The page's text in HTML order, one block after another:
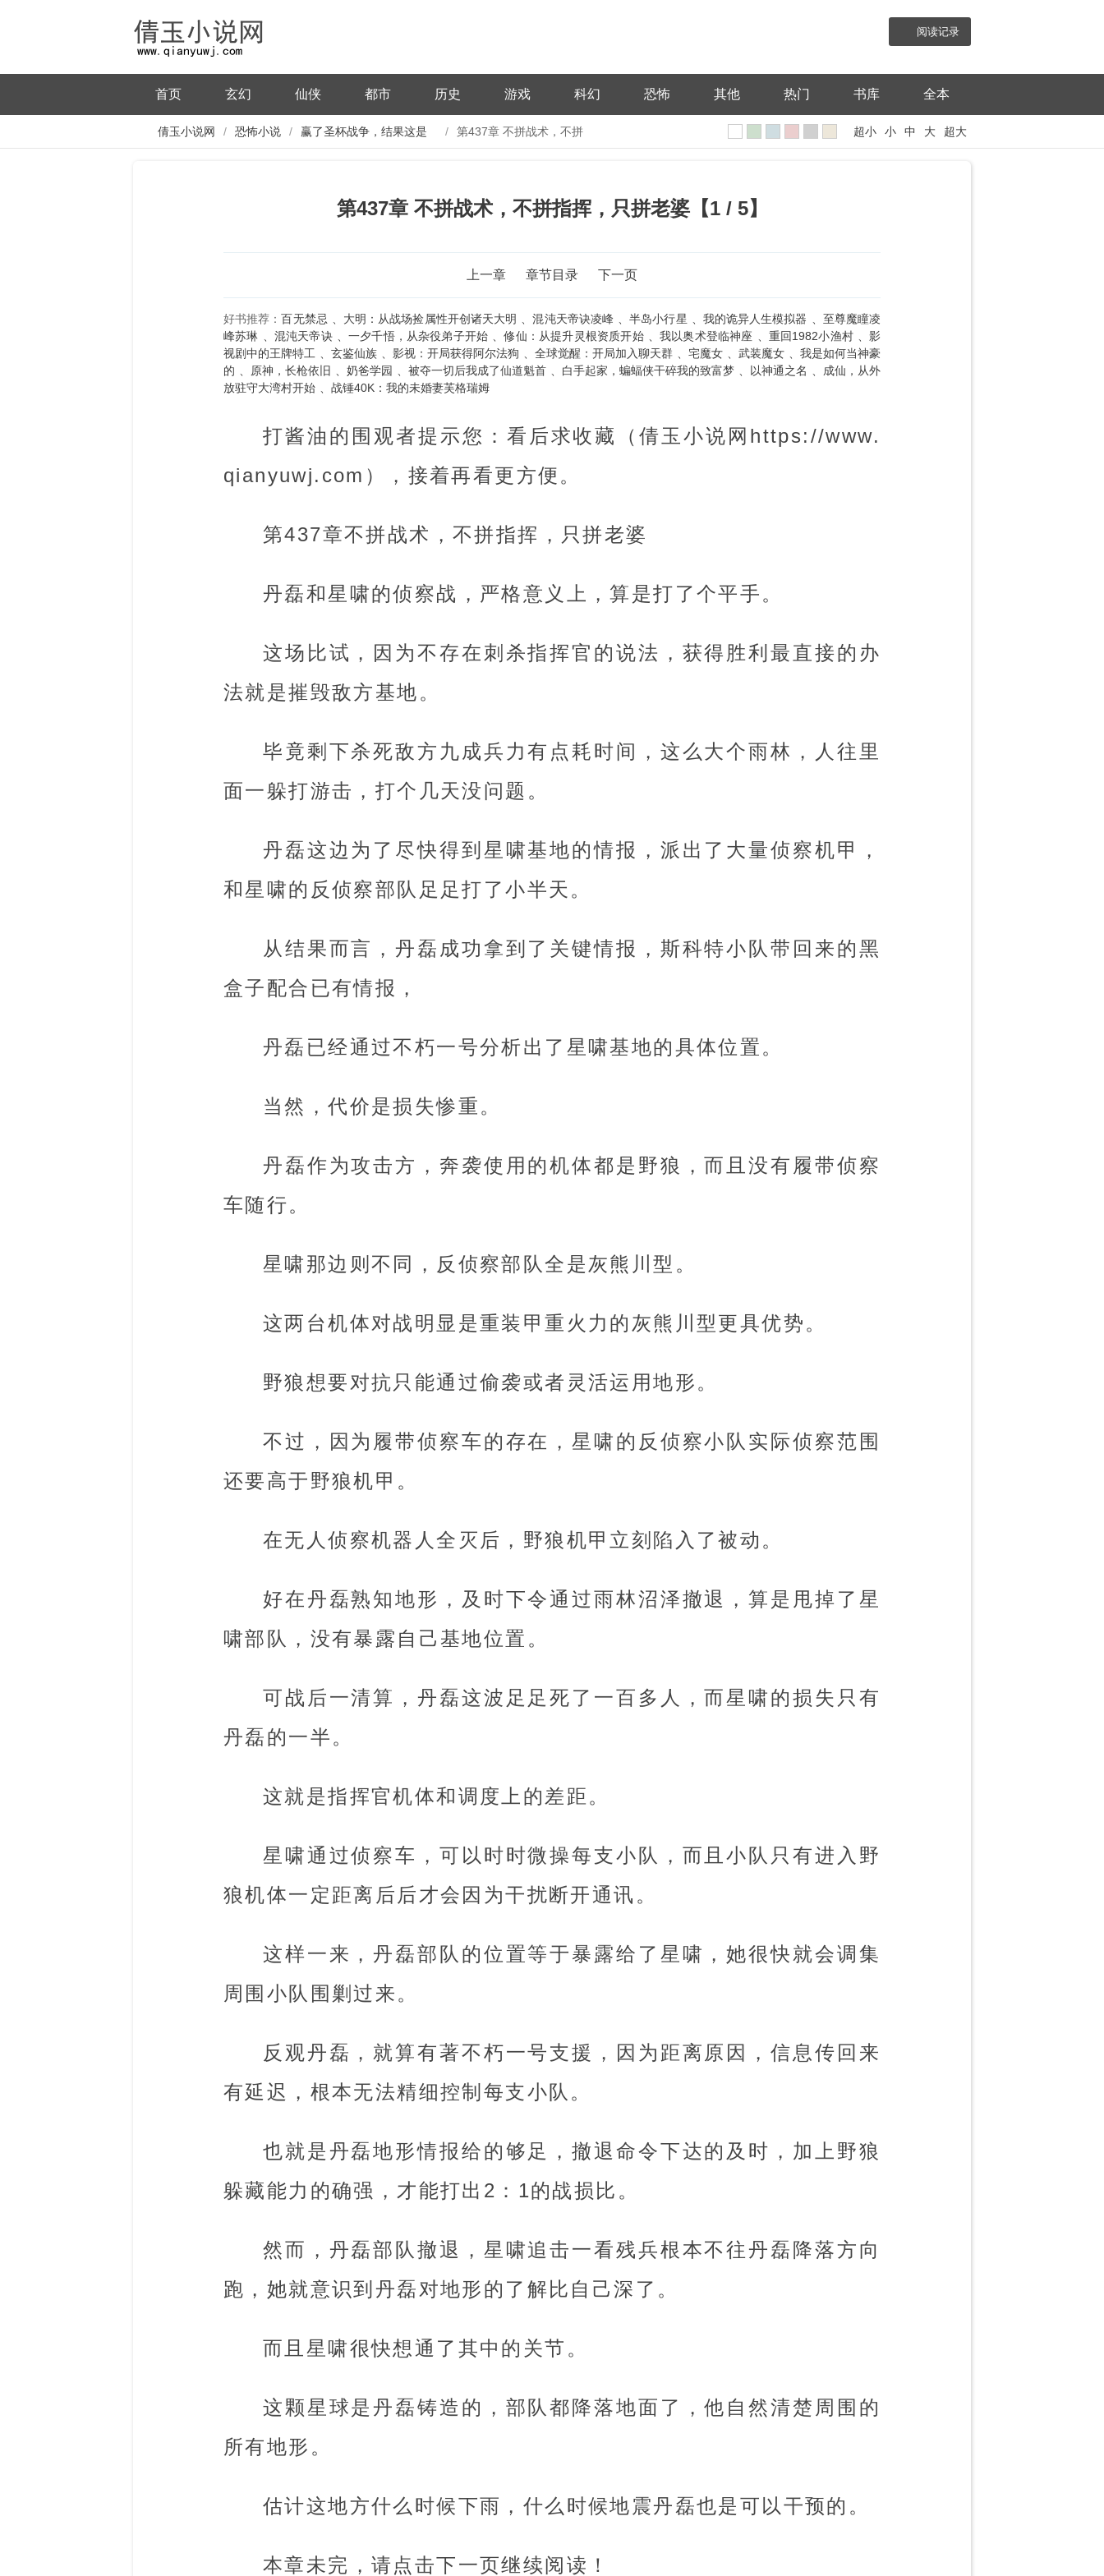
阅读记录
首页 玄幻 仙侠 都市 历史 游戏 科幻 恐怖 其他 热门 书库 全本
倩玉小说网 恐怖小说 赢了圣杯战争，结果这是 第437章 不拼战术，不拼 超小 小 中 大 超大
第437章 不拼战术，不拼指挥，只拼老婆【1 / 5】
上一章 章节目录 下一页
好书推荐：百无禁忌 大明：从战场捡属性开创诸天大明 混沌天帝诀凌峰 半岛小行星 我的诡异人生模拟器
至尊魔瞳凌
峰苏琳
混沌天帝诀 一夕千悟，从杂役弟子开始 修仙：从提升灵根资质开始 我以奥术登临神座 重回1982小渔村
影
视剧中的王牌特工
玄鉴仙族 影视：开局获得阿尔法狗 全球觉醒：开局加入聊天群 宅魔女 武装魔女
我是如何当神豪
的
原神，长枪依旧 奶爸学园 被夺一切后我成了仙道魁首 白手起家，蝙蝠侠干碎我的致富梦 以神通之名
成仙，从外
放驻守大湾村开始
战锤40K：我的未婚妻芙格瑞姆
打酱油的围观者提示您：看后求收藏（倩玉小说网https://www.
qianyuwj.com），接着再看更方便。
第437章不拼战术，不拼指挥，只拼老婆
丹磊和星啸的侦察战，严格意义上，算是打了个平手。
这场比试，因为不存在刺杀指挥官的说法，获得胜利最直接的办
法就是摧毁敌方基地。
毕竟剩下杀死敌方九成兵力有点耗时间，这么大个雨林，人往里
面一躲打游击，打个几天没问题。
丹磊这边为了尽快得到星啸基地的情报，派出了大量侦察机甲，
和星啸的反侦察部队足足打了小半天。
从结果而言，丹磊成功拿到了关键情报，斯科特小队带回来的黑
盒子配合已有情报，
丹磊已经通过不朽一号分析出了星啸基地的具体位置。
当然，代价是损失惨重。
丹磊作为攻击方，奔袭使用的机体都是野狼，而且没有履带侦察
车随行。
星啸那边则不同，反侦察部队全是灰熊川型。
这两台机体对战明显是重装甲重火力的灰熊川型更具优势。
野狼想要对抗只能通过偷袭或者灵活运用地形。
不过，因为履带侦察车的存在，星啸的反侦察小队实际侦察范围
还要高于野狼机甲。
在无人侦察机器人全灭后，野狼机甲立刻陷入了被动。
好在丹磊熟知地形，及时下令通过雨林沼泽撤退，算是甩掉了星
啸部队，没有暴露自己基地位置。
可战后一清算，丹磊这波足足死了一百多人，而星啸的损失只有
丹磊的一半。
这就是指挥官机体和调度上的差距。
星啸通过侦察车，可以时时微操每支小队，而且小队只有进入野
狼机体一定距离后后才会因为干扰断开通讯。
这样一来，丹磊部队的位置等于暴露给了星啸，她很快就会调集
周围小队围剿过来。
反观丹磊，就算有著不朽一号支援，因为距离原因，信息传回来
有延迟，根本无法精细控制每支小队。
也就是丹磊地形情报给的够足，撤退命令下达的及时，加上野狼
躲藏能力的确强，才能打出2：1的战损比。
然而，丹磊部队撤退，星啸追击一看残兵根本不往丹磊降落方向
跑，她就意识到丹磊对地形的了解比自己深了。
而且星啸很快想通了其中的关节。
这颗星球是丹磊铸造的，部队都降落地面了，他自然清楚周围的
所有地形。
估计这地方什么时候下雨，什么时候地震丹磊也是可以干预的。
本章未完，请点击下一页继续阅读！